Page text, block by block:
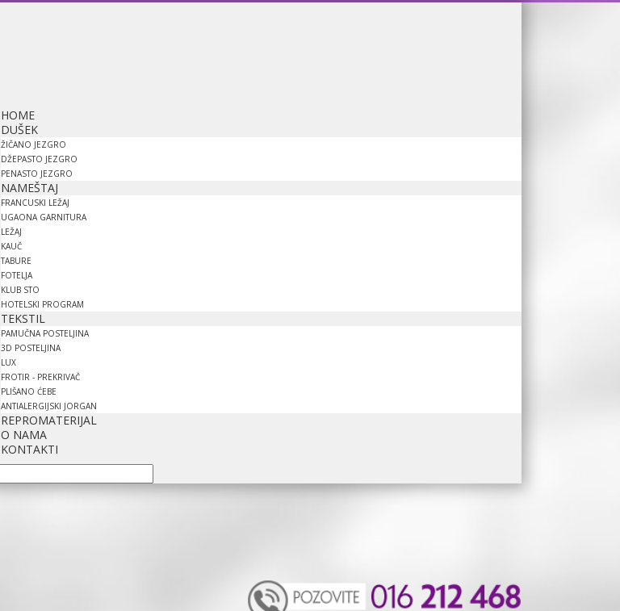
HOME
DUŠEK
ŽIČANO JEZGRO
DŽEPASTO JEZGRO
PENASTO JEZGRO
NAMEŠTAJ
FRANCUSKI LEŽAJ
UGAONA GARNITURA
LEŽAJ
KAUČ
TABURE
FOTELJA
KLUB STO
HOTELSKI PROGRAM
TEKSTIL
PAMUČNA POSTELJINA
3D POSTELJINA
LUX
FROTIR - PREKRIVAČ
PLIŠANO ĆEBE
ANTIALERGIJSKI JORGAN
REPROMATERIJAL
O NAMA
KONTAKTI